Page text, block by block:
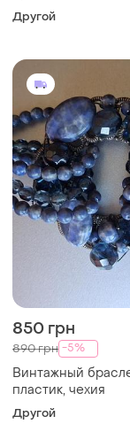
«зеленый
Другой
850 грн
890 грн -5%
Винтажный
пластик, чехия
Другой